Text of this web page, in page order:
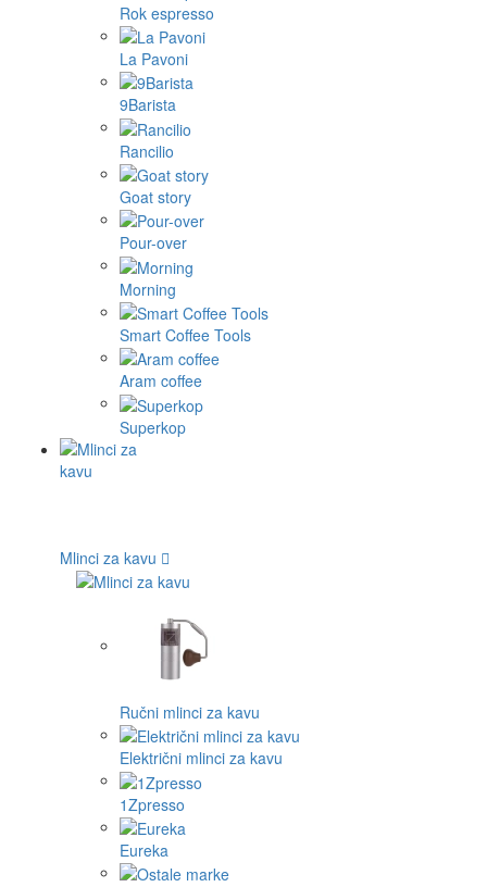
Rok espresso
La Pavoni
9Barista
Rancilio
Goat story
Pour-over
Morning
Smart Coffee Tools
Aram coffee
Superkop
Mlinci za kavu
Ručni mlinci za kavu
Električni mlinci za kavu
1Zpresso
Eureka